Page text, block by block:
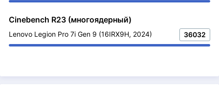
Cinebench R23 (многоядерный)
Lenovo Legion Pro 7i Gen 9 (16IRX9H, 2024) 36032